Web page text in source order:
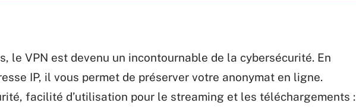
le VPN est devenu un incontournable de la cybersécurité. En
IP, il vous permet de préserver votre anonymat en ligne.
facilité d’utilisation pour le streaming et les téléchargements :